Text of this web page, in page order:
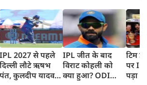
IPL 2027 से पहले
दिल्ली लौटे ऋषभ
पंत, कुलदीप यादव
IPL जीत के बाद
विराट कोहली को
क्या हुआ? ODI
टिम
पर
पड़ा